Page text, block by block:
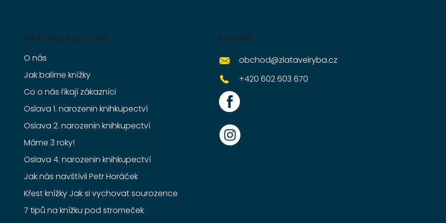
Informace pro vás
O nás
Jak balíme knížky
Co o nás říkají zákazníci
Oslava 1. narozenin knihkupectví
Oslava 2. narozenin knihkupectví
Máme 3 roky!
Oslava 4. narozenin knihkupectví
Jak nás navštívil Petr Horáček
Křest knížky Jak si vychovat sourozence
7 tipů na knížku pod stromeček
Kontakt
obchod@zlatavelryba.cz
+420 602 603 670